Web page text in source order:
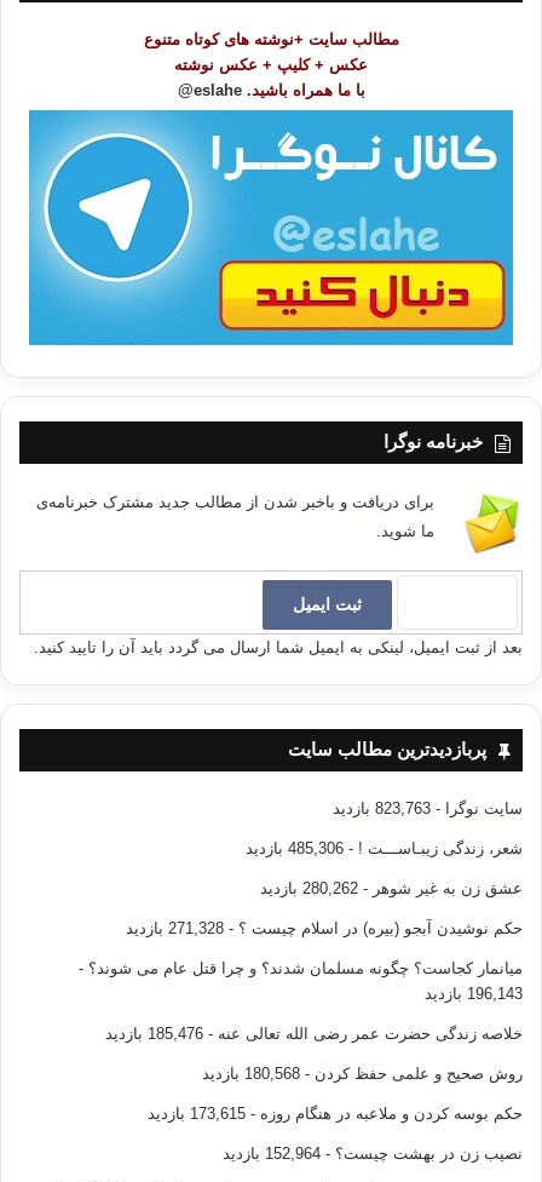
مطالب سایت +نوشته های کوتاه متنوع
عکس + کلیپ + عکس نوشته
با ما همراه باشید. eslahe@
خبرنامه نوگرا
برای دریافت و باخبر شدن از مطالب جدید مشترک خبرنامه‌ی
ما شوید.
بعد از ثبت ایمیل، لینکی به ایمیل شما ارسال می گردد باید آن را تایید کنید.
پربازدیدترین مطالب سایت
سایت نوگرا - 823,763 بازدید
شعر، زندگی زیبـاســـت ! - 485,306 بازدید
عشق زن به غیر شوهر - 280,262 بازدید
حکم نوشیدن آبجو (بیره) در اسلام چیست ؟ - 271,328 بازدید
میانمار کجاست؟ چگونه مسلمان شدند؟ و چرا قتل عام می شوند؟ -
196,143 بازدید
خلاصه زندگی حضرت عمر رضی الله تعالی عنه - 185,476 بازدید
روش صحیح و علمی حفظ کردن - 180,568 بازدید
حکم بوسه کردن و ملاعبه در هنگام روزه - 173,615 بازدید
نصیب زن در بهشت چیست؟ - 152,964 بازدید